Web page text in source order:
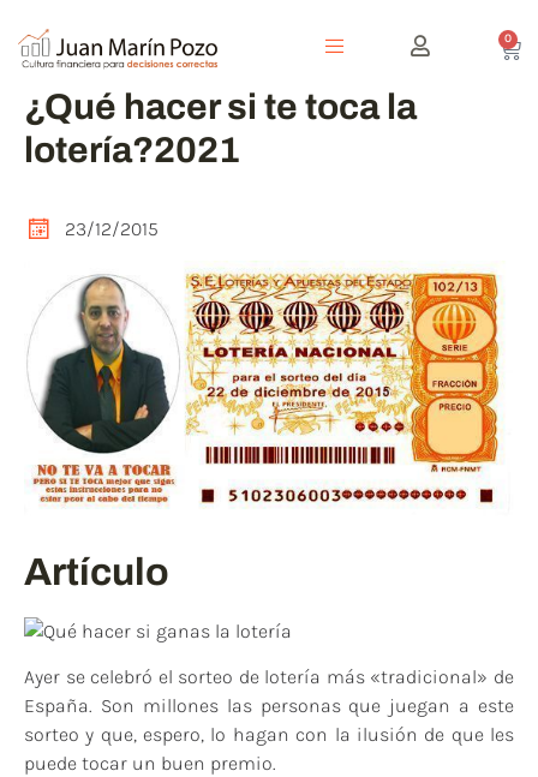
0
¿Qué hacer si te toca la
lotería?2021
23/12/2015
Artículo
Ayer se celebró el sorteo de lotería más «tradicional» de
España. Son millones las personas que juegan a este
sorteo y que, espero, lo hagan con la ilusión de que les
puede tocar un buen premio.